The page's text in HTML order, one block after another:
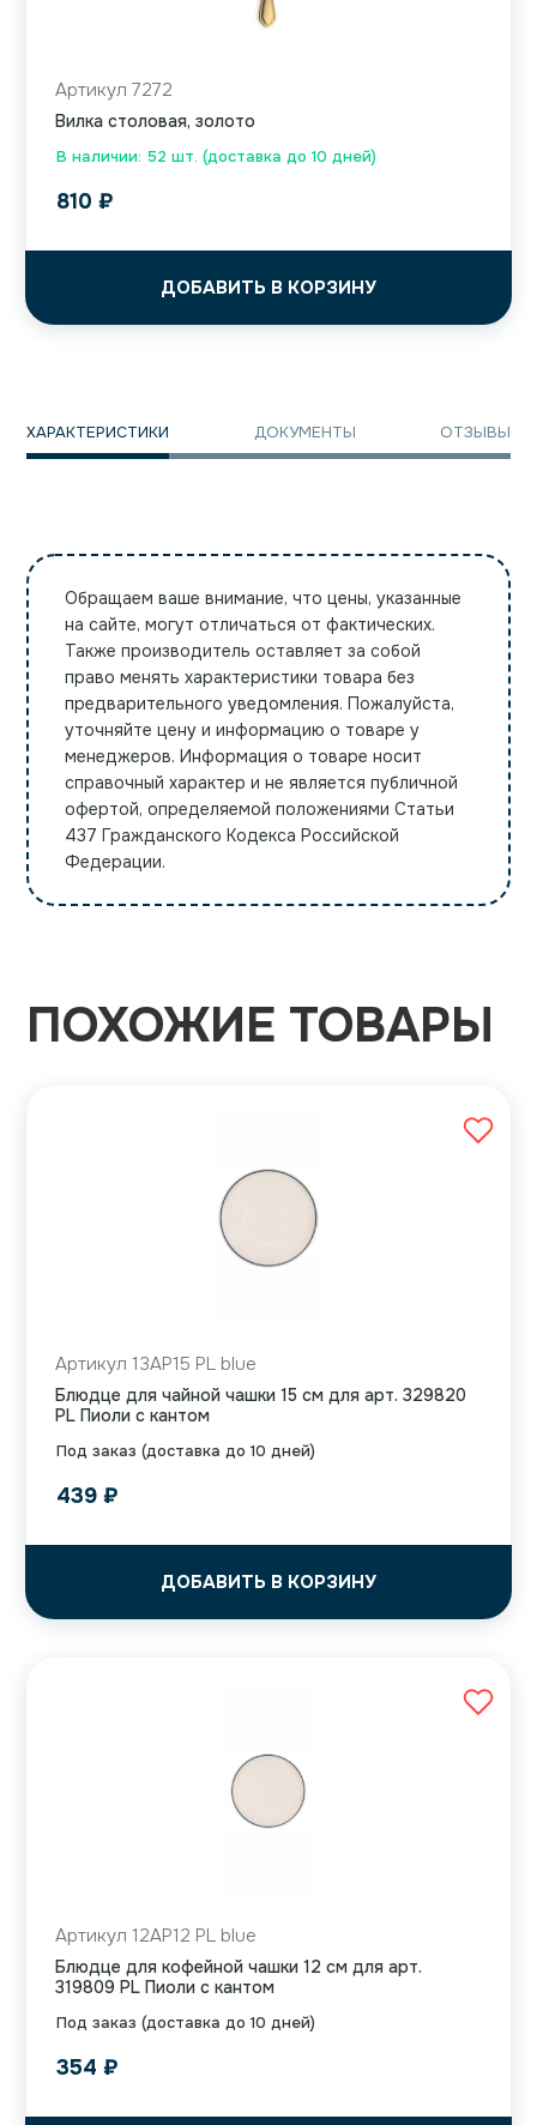
В наличии: 52 шт. (доставка до 10 дней)
Артикул 7272
Вилка столовая, золото
810 ₽
ДОБАВИТЬ В КОРЗИНУ
ХАРАКТЕРИСТИКИ ДОКУМЕНТЫ ОТЗЫВЫ
Обращаем ваше внимание, что цены, указанные
на сайте, могут отличаться от фактических.
Также производитель оставляет за собой
право менять характеристики товара без
предварительного уведомления. Пожалуйста,
уточняйте цену и информацию о товаре у
менеджеров. Информация о товаре носит
справочный характер и не является публичной
офертой, определяемой положениями Статьи
437 Гражданского Кодекса Российской
Федерации.
ПОХОЖИЕ ТОВАРЫ
Под заказ (доставка до 10 дней)
Артикул 13AP15 PL blue
Блюдце для чайной чашки 15 см для арт. 329820
PL Пиоли с кантом
439 ₽
ДОБАВИТЬ В КОРЗИНУ
Под заказ (доставка до 10 дней)
Артикул 12AP12 PL blue
Блюдце для кофейной чашки 12 см для арт.
319809 PL Пиоли с кантом
354 ₽